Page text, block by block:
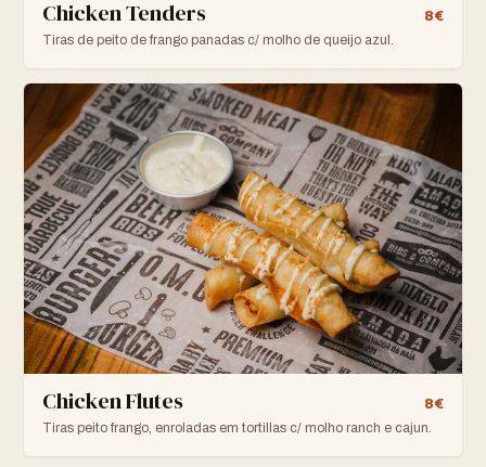
Chicken Tenders
8€
Tiras de peito de frango panadas c/ molho de queijo azul.
Chicken Flutes
8€
Tiras peito frango, enroladas em tortillas c/ molho ranch e cajun.